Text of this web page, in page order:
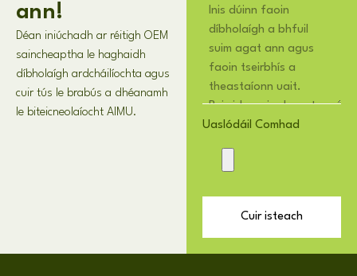
ann!
Déan iniúchadh ar réitigh OEM
saincheaptha le haghaidh
díbholaígh ardcháilíochta agus
cuir tús le brabús a dhéanamh
le biteicneolaíocht AIMU.
Uaslódáil Comhad
Cuir isteach